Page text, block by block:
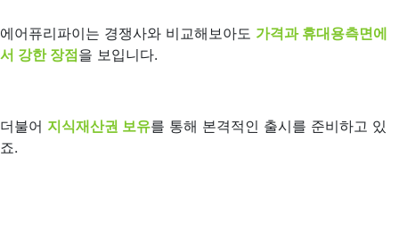
에어퓨리파이는 경쟁사와 비교해보아도 가격과 휴대용측면에
서 강한 장점을 보입니다.
더불어 지식재산권 보유를 통해 본격적인 출시를 준비하고 있
죠.